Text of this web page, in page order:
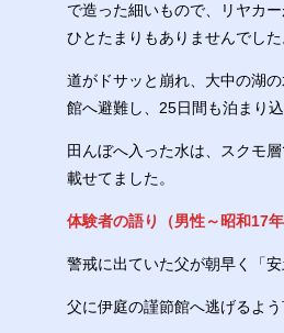
で造った細いもので、リヤカ
ひとたまりもありませんでし
道がドサッと崩れ、大中の湖
館へ避難し、25日間も泊まり
田んぼへ入った水は、スクモ
載せてました。
体験者の語り（男性～昭和17
警戒に出ていた父が朝早く「
父に伊庭の謹節館へ逃げるよ